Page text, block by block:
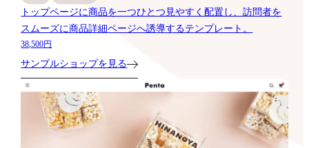
トップページに商品を一つひとつ見やすく配置し、訪問者を
スムーズに商品詳細ページへ誘導するテンプレート。
38,500円
サンプルショップを見る